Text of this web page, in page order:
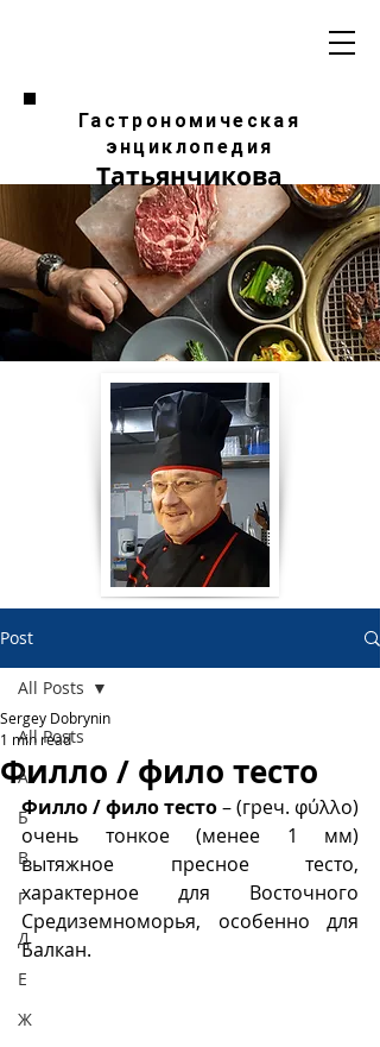
Гастрономическая
энциклопедия
Татьянчикова
Post
All Posts
А
Б
В
Г
Д
Е
Ж
All Posts
Филло / фило тесто
Sergey Dobrynin
1 min read
Филло / фило тесто – (греч. φύλλο)
очень тонкое (менее 1 мм)
вытяжное пресное тесто,
характерное для Восточного
Средиземноморья, особенно для
Балкан.